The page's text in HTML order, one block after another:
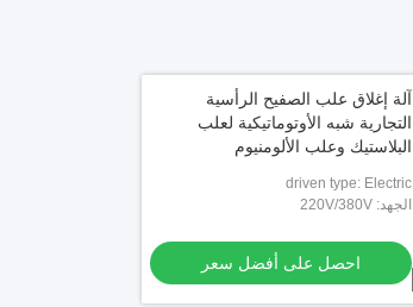
آلة إغلاق علب الصفيح الرأسية
التجارية شبه الأوتوماتيكية لعلب
البلاستيك وعلب الألومنيوم
driven type: Electric
الجهد: 220V/380V
احصل على أفضل سعر